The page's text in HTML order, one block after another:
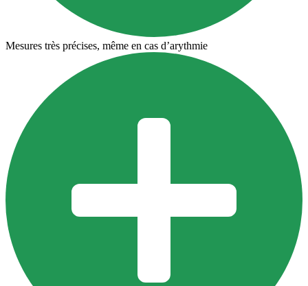
Mesures très précises, même en cas d’arythmie